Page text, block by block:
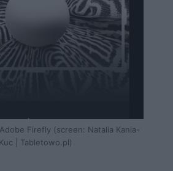
Firefly (screen: Natalia Kania-
Kuc | Tabletowo.pl)